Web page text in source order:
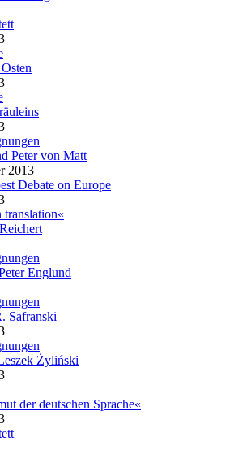
Peter von Matt
2013
Debate on Europe
translation«
Englund
Safranski
Żyliński
der deutschen Sprache«